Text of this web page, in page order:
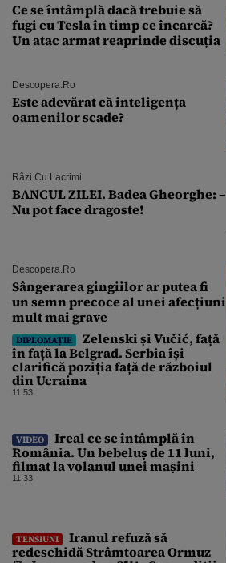
Ce se întâmplă dacă trebuie să
fugi cu Tesla în timp ce încarcă?
Un atac armat reaprinde discuția
Descopera.ro
Este adevărat că inteligența
oamenilor scade?
Râzi Cu Lacrimi
BANCUL ZILEI. Badea Gheorghe: –
Nu pot face dragoste!
Descopera.ro
Sângerarea gingiilor ar putea fi
un semn precoce al unei afecțiuni
mult mai grave
DIPLOMAȚIE
Zelenski și Vučić, față
în față la Belgrad. Serbia își
clarifică poziția față de războiul
din Ucraina
11:53
VIDEO
Ireal ce se întâmplă în
România. Un bebeluș de 11 luni,
filmat la volanul unei mașini
11:33
TENSIUNI
Iranul refuză să
redeschidă Strâmtoarea Ormuz